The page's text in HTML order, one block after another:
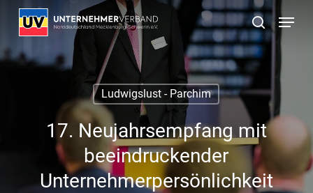
Skip
main
content
suchen
Menu
Ludwigslust - Parchim
17. Neujahrsempfang mit
beeindruckender
Unternehmerpersönlichkeit